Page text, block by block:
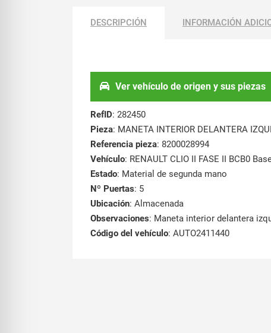
DESCRIPCIÓN INFORMACIÓN
Ver vehículo de origen y sus piezas
RefID: 282450
Pieza: MANETA INTERIOR DELANTERA
Referencia pieza: 8200028994
Vehículo: RENAULT CLIO II FASE II BCB0
Estado: Material de segunda mano
Nº Puertas: 5
Ubicación: Almacenada
Observaciones: Maneta interior delantera
Código del vehículo: AUTO2411440